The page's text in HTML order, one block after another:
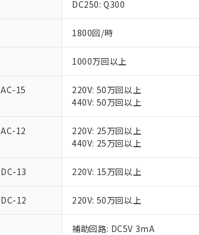
DC250: Q300
1800回/時
1000万回以上
AC-15
220V: 50万回以上
440V: 50万回以上
AC-12
220V: 25万回以上
440V: 25万回以上
DC-13 220V: 15万回以上
DC-12 220V: 50万回以上
補助回路: DC5V 3mA